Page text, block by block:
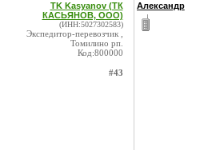
TK Kasyanov (ТК
КАСЬЯНОВ, ООО)
(ИНН:5027302583)
Экспедитор-перевозчик ,
Томилино рп.
Код:800000
#43
Александр